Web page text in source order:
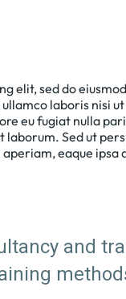
elit, sed do
laboris nisi
eu fugiat nulla
Sed ut
eaque
and